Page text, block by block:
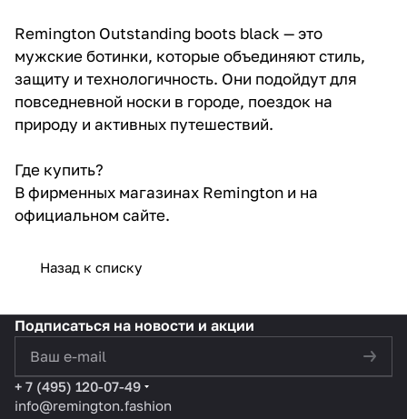
Remington Outstanding boots black — это
мужские ботинки, которые объединяют стиль,
защиту и технологичность. Они подойдут для
повседневной носки в городе, поездок на
природу и активных путешествий.
Где купить?
В фирменных магазинах Remington и на
официальном сайте.
Назад к списку
Подписаться на новости и акции
+ 7 (495) 120-07-49
info@remington.fashion